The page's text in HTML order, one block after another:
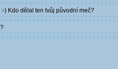
) Kdo dělal ten tvůj původní meč?